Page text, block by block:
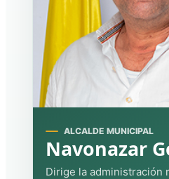
ALCALDE MUNICIPAL
Navonazar
Dirige la administración